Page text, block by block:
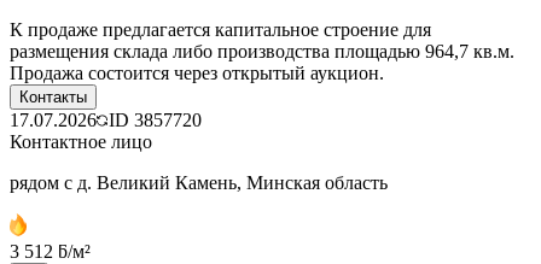
К продаже предлагается капитальное строение для
размещения склада либо производства площадью 964,7 кв.м.
Продажа состоится через открытый аукцион.
Контакты
17.07.2026 ID 3857720
Контактное лицо
рядом с д. Великий Камень, Минская область
3 512 ƃ/м²